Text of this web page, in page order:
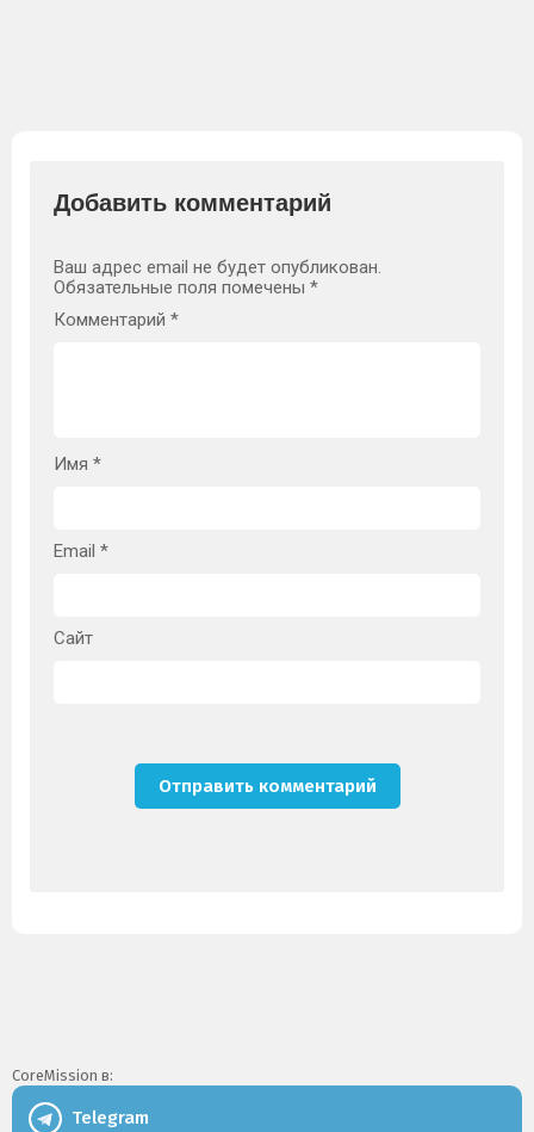
Добавить комментарий
Ваш адрес email не будет опубликован.
Обязательные поля помечены *
Комментарий *
Имя *
Email *
Сайт
CoreMission в:
Telegram